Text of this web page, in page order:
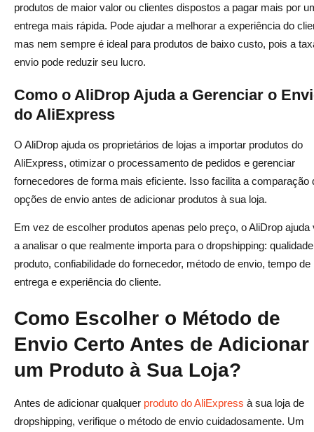
produtos de maior valor ou clientes dispostos a pagar mais por
entrega mais rápida. Pode ajudar a melhorar a experiência do
mas nem sempre é ideal para produtos de baixo custo, pois a
envio pode reduzir seu lucro.
Como o AliDrop Ajuda a Gerenciar o
do AliExpress
O AliDrop ajuda os proprietários de lojas a importar produtos do
AliExpress, otimizar o processamento de pedidos e gerenciar
fornecedores de forma mais eficiente. Isso facilita a comparação
opções de envio antes de adicionar produtos à sua loja.
Em vez de escolher produtos apenas pelo preço, o AliDrop ajuda
a analisar o que realmente importa para o dropshipping:
produto, confiabilidade do fornecedor, método de envio, tempo de
entrega e experiência do cliente.
Como Escolher o Método de
Envio Certo Antes de Adicionar
um Produto à Sua Loja?
Antes de adicionar qualquer produto do AliExpress à sua loja de
dropshipping, verifique o método de envio cuidadosamente. Um